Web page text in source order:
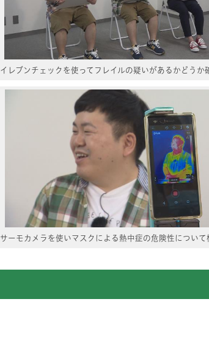
イレブンチェックを使ってフレイルの疑いがあるかどうか
サーモカメラを使いマスクによる熱中症の危険性について